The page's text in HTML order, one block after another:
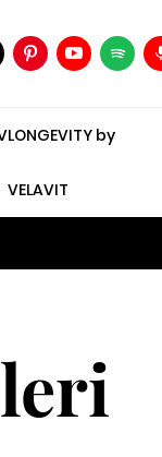
LONGEVITY by
VELAVIT